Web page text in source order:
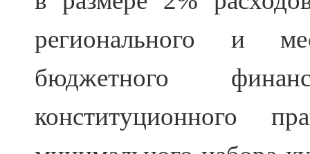
регионального и
бюджетного
конституционного